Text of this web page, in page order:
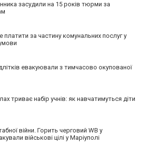
засудили на 15 років тюрми за
платити за частину комунальних послуг у
евакуювали з тимчасово окупованої
триває набір учнів: як навчатимуться діти
війни. Горить черговий WB у
військові цілі у Маріуполі